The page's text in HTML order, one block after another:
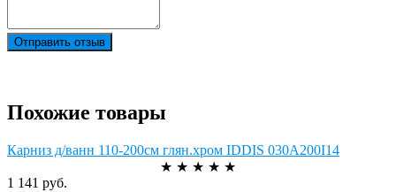
Отправить отзыв
Похожие товары
Карниз д/ванн 110-200см глян.хром IDDIS 030А200I14
★ ★ ★ ★ ★
1 141 руб.